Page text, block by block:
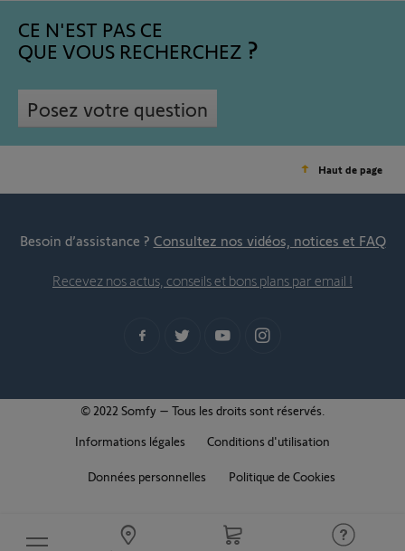
CE N'EST PAS CE
QUE VOUS RECHERCHEZ
Posez votre question
Haut de page
Besoin d’assistance ? Consultez nos vidéos, notices et FAQ
Recevez nos actus, conseils et bons plans par email !
© 2022 Somfy – Tous les droits sont réservés.
Informations légales
Conditions d'utilisation
Données personnelles Politique de Cookies